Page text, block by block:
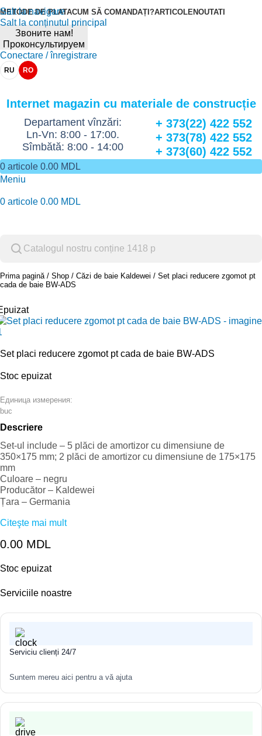
Salt la navigare
Salt la conținutul principal
METODE DE PLATACUM SĂ COMANDAȚI?ARTICOLENOUTATI
Звоните нам!
Проконсультируем
Conectare / înregistrare
RU RO
Internet magazin cu materiale de construcție
Departament vînzări:
Ln-Vn: 8:00 - 17:00.
Sîmbătă: 8:00 - 14:00
+ 373(22) 422 552
+ 373(78) 422 552
+ 373(60) 422 552
0 articole 0.00 MDL
Meniu
0 articole 0.00 MDL
Prima pagină Shop Căzi de baie Kaldewei
Set placi reducere zgomot pt
cada de baie BW-ADS
Set placi reducere zgomot pt cada de baie BW-ADS
Stoc epuizat
Единица измерения:
buc
Descriere
Set-ul include – 5 plăci de amortizor cu dimensiune de
350×175 mm; 2 plăci de amortizor cu dimensiune de 175×175
mm
Culoare – negru
Producător – Kaldewei
Țara – Germania
Citeşte mai mult
0.00 MDL
Stoc epuizat
Serviciile noastre
Serviciu clienți 24/7
Suntem mereu aici pentru a vă ajuta